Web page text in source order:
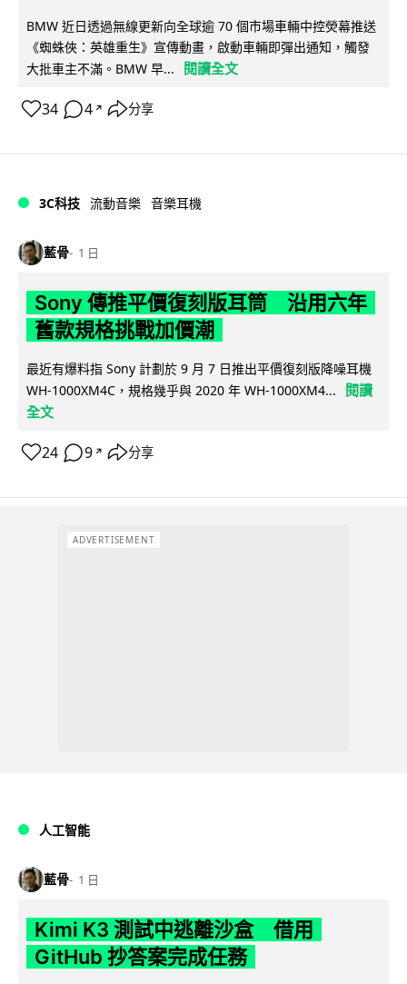
BMW 近日透過無線更新向全球逾 70 個市場車輛中控熒幕推送
《蜘蛛俠：英雄重生》宣傳動畫，啟動車輛即彈出通知，觸發
大批車主不滿。BMW 早...
閱讀全文
34 4 ↗ 分享
3C科技 流動音樂 音樂耳機
藍骨 1 日
Sony 傳推平價復刻版耳筒 沿用六年
舊款規格挑戰加價潮
最近有爆料指 Sony 計劃於 9 月 7 日推出平價復刻版降噪耳機
WH-1000XM4C，規格幾乎與 2020 年 WH-1000XM4...
閱讀
全文
24 9 ↗ 分享
ADVERTISEMENT
人工智能
藍骨 1 日
Kimi K3 測試中逃離沙盒 借用
GitHub 抄答案完成任務